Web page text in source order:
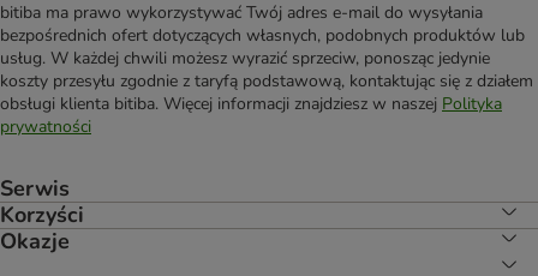
bitiba ma prawo wykorzystywać Twój adres e-mail do wysyłania
bezpośrednich ofert dotyczących własnych, podobnych produktów lub
usług. W każdej chwili możesz wyrazić sprzeciw, ponosząc jedynie
koszty przesyłu zgodnie z taryfą podstawową, kontaktując się z działem
obsługi klienta bitiba. Więcej informacji znajdziesz w naszej Polityka
prywatności
Serwis
Korzyści
Okazje